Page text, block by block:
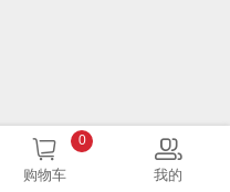
购物车
0
我的